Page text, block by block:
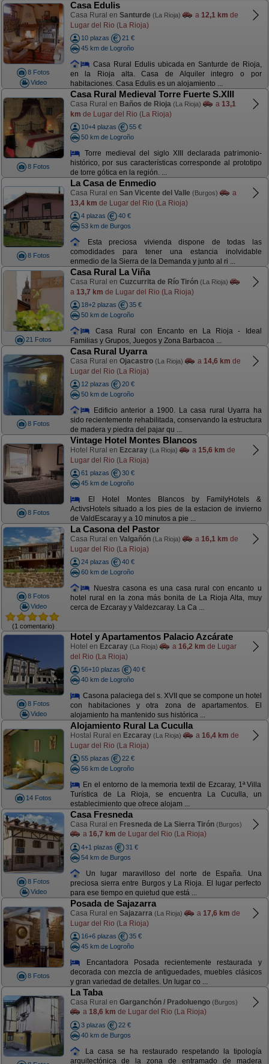
8 Fotos
Video
Casa Edulis
Casa Rural en Santurde (La Rioja) a 12,1 km de
Lugar del Rio (La Rioja)
10 plazas
21 €
45 km de Logroño
Casa Rural Edulis ubicada en Santurde de Rioja,
en la Rioja alta. Casa de Alquiler integro o por
habitaciones. Casa Edulis es un alojamiento ...
8 Fotos
Casa Rural Medieval Torre Fuerte S.XIII
Casa Rural en Baños de Rioja (La Rioja) a 13,1
km de Lugar del Rio (La Rioja)
10+4 plazas
55 €
50 km de Logroño
Torre medieval del siglo XIII declarada patrimonio-
histórico, por sus características corresponde al prototipo
de torre gótica en la región. ...
8 Fotos
La Casa de Enmedio
Casa Rural en San Vicente del Valle (Burgos)
a
13,4 km de Lugar del Rio (La Rioja)
4 plazas
40 €
53 km de Burgos
Esta preciosa vivienda dispone de todas las
comodidades para tener una estancia inolvidable
enmedio de la Sierra de la Demanda y junto al ri ...
21 Fotos
Casa Rural La Viña
Casa Rural en Cuzcurrita de Río Tirón (La Rioja)
a 13,7 km de Lugar del Rio (La Rioja)
18+2 plazas
35 €
50 km de Logroño
Casa Rural con Encanto en La Rioja - Ideal
Familias y Grupos, Juegos y Zona Barbacoa ...
8 Fotos
Casa Rural Uyarra
Casa Rural en Ojacastro (La Rioja) a 14,6 km de
Lugar del Rio (La Rioja)
12 plazas
20 €
50 km de Logroño
Edificio anterior a 1900. La casa rural Uyarra ha
sido recientemente rehabilitada, conservando la estructura
de madera y piedra del pajar qu ...
8 Fotos
Vintage Hotel Montes Blancos
Hotel Rural en Ezcaray (La Rioja) a 15,6 km de
Lugar del Rio (La Rioja)
61 plazas
30 €
45 km de Logroño
El Hotel Montes Blancos by FamilyHotels &
ActivsHotels situado a los pies de la estacion de invierno
de ValdEscaray y a 10 minutos a pie ...
8 Fotos
Video
(1 comentario)
La Casona del Pastor
Casa Rural en Valgañón (La Rioja) a 16,1 km de
Lugar del Rio (La Rioja)
24 plazas
40 €
60 km de Logroño
Nuestra casona es una casa rural con encanto u
hotel rural en la zona más bonita de La Rioja Alta, muy
cerca de Ezcaray y Valdezcaray. La Ca ...
8 Fotos
Video
Hotel y Apartamentos Palacio Azcárate
Hotel en Ezcaray (La Rioja) a 16,2 km de Lugar
del Rio (La Rioja)
56+10 plazas
40 €
40 km de Logroño
Casona palaciega del s. XVII que se compone un hotel
con habitaciones y otra zona de apartamentos. El
alojamiento ha mantenido sus histórica ...
14 Fotos
Alojamiento Rural La Cuculla
Hostal Rural en Ezcaray (La Rioja) a 16,4 km de
Lugar del Rio (La Rioja)
55 plazas
22 €
56 km de Logroño
En el entorno de la memoria textil de Ezcaray, 1ª Villa
Turística de La Rioja, se encuentra La Cuculla, un
establecimiento que ofrece alojam ...
8 Fotos
Video
Casa Fresneda
Casa Rural en Fresneda de La Sierra Tirón (Burgos)
a 16,7 km de Lugar del Rio (La Rioja)
4+1 plazas
31 €
54 km de Burgos
Un lugar maravilloso del norte de España. Una
preciosa sierra entre Burgos y La Rioja. El lugar perfecto
para ese tiempo en quietud que está ...
8 Fotos
Posada de Sajazarra
Casa Rural en Sajazarra (La Rioja) a 17,6 km de
Lugar del Rio (La Rioja)
16+6 plazas
35 €
45 km de Logroño
Encantadora Posada recientemente restaurada y
decorada con mezcla de antiguedades, muebles clásicos
y gran variedad de detalles. Un lugar co ...
La Taba
Casa Rural en Garganchón / Pradoluengo (Burgos)
a 18,6 km de Lugar del Rio (La Rioja)
3 plazas
22 €
40 km de Burgos
La casa se ha restaurado respetando la tipología
arquitectónica de la zona de entramado de madera